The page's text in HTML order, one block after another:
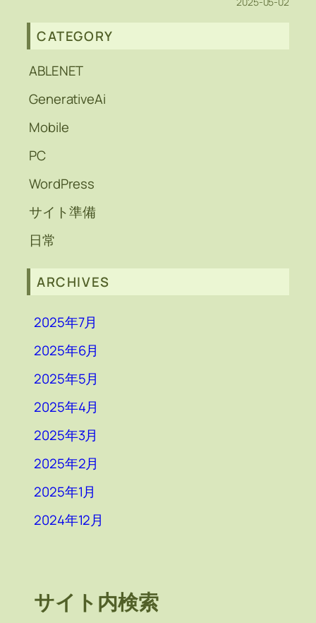
CATEGORY
ABLENET
GenerativeAi
Mobile
PC
WordPress
サイト準備
日常
ARCHIVES
2025年7月
2025年6月
2025年5月
2025年4月
2025年3月
2025年2月
2025年1月
2024年12月
サイト内検索